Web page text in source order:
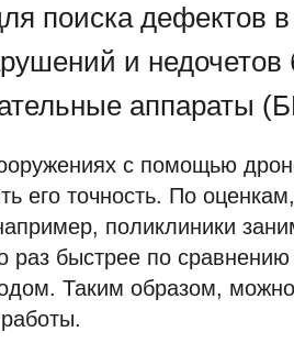
поиска дефектов
и недочетов
аппараты
с помощью
его точность. По
поликлиники
раз быстрее по
Таким образом, можно